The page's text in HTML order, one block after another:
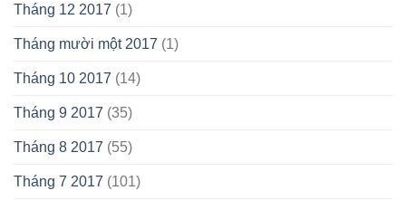
Tháng 12 2017 (1)
Tháng mười một 2017 (1)
Tháng 10 2017 (14)
Tháng 9 2017 (35)
Tháng 8 2017 (55)
Tháng 7 2017 (101)